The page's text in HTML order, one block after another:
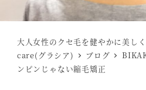
大人女性のクセ毛を健やかに美
care(グラシア)
ブログ
ンピンじゃない縮毛矯正